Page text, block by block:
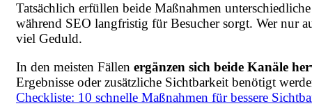
Tatsächlich erfüllen beide Maßnahmen
während SEO langfristig für Besucher sorgt. Wer nur
viel Geduld.
In den meisten Fällen ergänzen sich beide Kanäle
Ergebnisse oder zusätzliche Sichtbarkeit benötigt
Checkliste: 10 schnelle Maßnahmen für bessere